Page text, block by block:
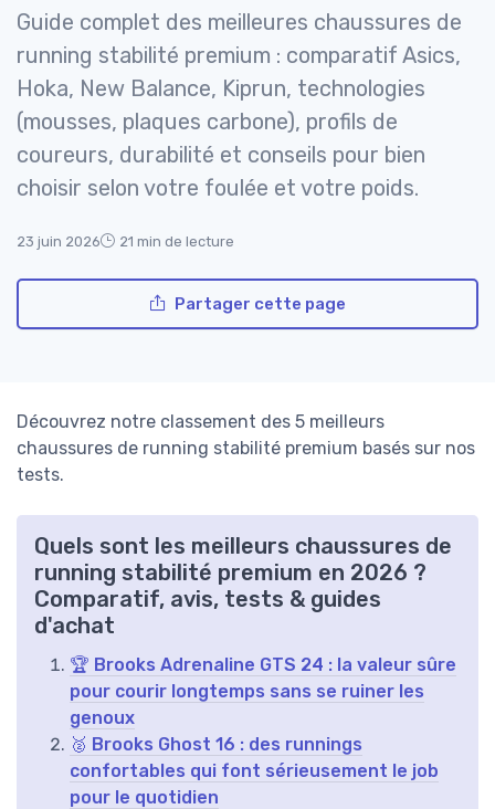
Guide complet des meilleures chaussures de
running stabilité premium : comparatif Asics,
Hoka, New Balance, Kiprun, technologies
(mousses, plaques carbone), profils de
coureurs, durabilité et conseils pour bien
choisir selon votre foulée et votre poids.
23 juin 2026 21 min de lecture
Partager cette page
Découvrez notre classement des 5 meilleurs
chaussures de running stabilité premium basés sur nos
tests.
Quels sont les meilleurs chaussures de
running stabilité premium en 2026 ?
Comparatif, avis, tests & guides
d'achat
🏆 Brooks Adrenaline GTS 24 : la valeur sûre
pour courir longtemps sans se ruiner les
genoux
🥈 Brooks Ghost 16 : des runnings
confortables qui font sérieusement le job
pour le quotidien